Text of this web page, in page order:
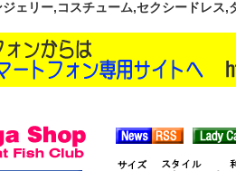
ェリー,コスチューム,セクシードレス